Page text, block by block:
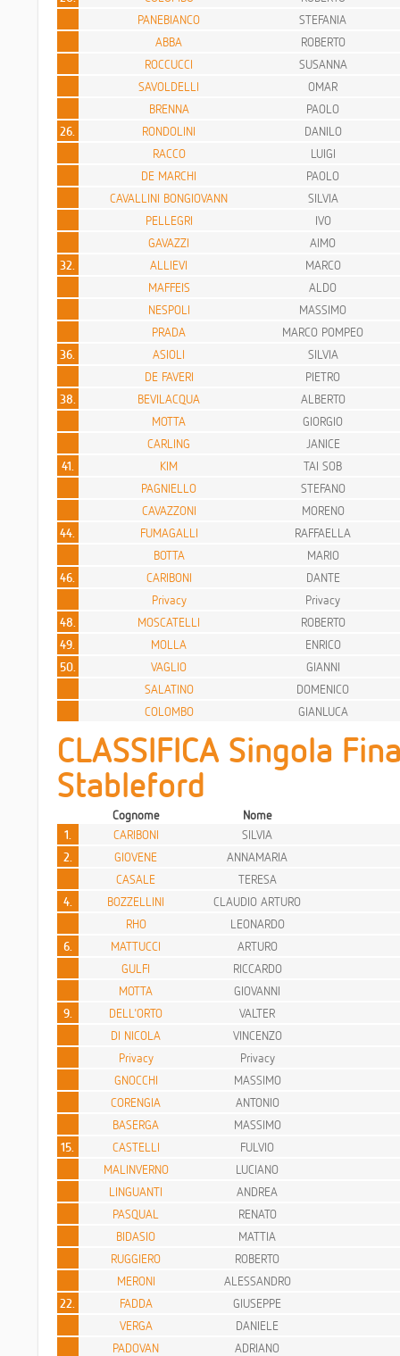
PANEBIANCO
STEFANIA
ABBA
ROBERTO
ROCCUCCI
SUSANNA
SAVOLDELLI
OMAR
BRENNA
PAOLO
26.
RONDOLINI
DANILO
RACCO
LUIGI
DE MARCHI
PAOLO
CAVALLINI BONGIOVANN
SILVIA
PELLEGRI
IVO
GAVAZZI
AIMO
32.
ALLIEVI
MARCO
MAFFEIS
ALDO
NESPOLI
MASSIMO
PRADA
MARCO POMPEO
36.
ASIOLI
SILVIA
DE FAVERI
PIETRO
38.
BEVILACQUA
ALBERTO
MOTTA
GIORGIO
CARLING
JANICE
41.
KIM
TAI SOB
PAGNIELLO
STEFANO
CAVAZZONI
MORENO
44.
FUMAGALLI
RAFFAELLA
BOTTA
MARIO
46.
CARIBONI
DANTE
Privacy
Privacy
48.
MOSCATELLI
ROBERTO
49.
MOLLA
ENRICO
50.
VAGLIO
GIANNI
SALATINO
DOMENICO
COLOMBO
GIANLUCA
CLASSIFICA Singola
Stableford
Cognome
Nome
1.
CARIBONI
SILVIA
2.
GIOVENE
ANNAMARIA
CASALE
TERESA
4.
BOZZELLINI
CLAUDIO ARTURO
RHO
LEONARDO
6.
MATTUCCI
ARTURO
GULFI
RICCARDO
MOTTA
GIOVANNI
9.
DELL'ORTO
VALTER
DI NICOLA
VINCENZO
Privacy
Privacy
GNOCCHI
MASSIMO
CORENGIA
ANTONIO
BASERGA
MASSIMO
15.
CASTELLI
FULVIO
MALINVERNO
LUCIANO
LINGUANTI
ANDREA
PASQUAL
RENATO
BIDASIO
MATTIA
RUGGIERO
ROBERTO
MERONI
ALESSANDRO
22.
FADDA
GIUSEPPE
VERGA
DANIELE
PADOVAN
ADRIANO